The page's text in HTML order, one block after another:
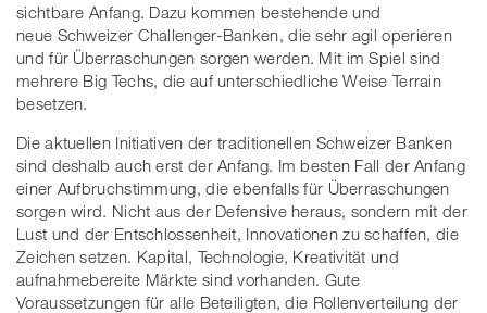
sichtbare Anfang. Dazu kommen bestehende und
neue Schweizer Challenger-Banken, die sehr agil operieren
und für Überraschungen sorgen werden. Mit im Spiel sind
mehrere Big Techs, die auf unterschiedliche Weise Terrain
besetzen.
Die aktuellen Initiativen der traditionellen Schweizer Banken
sind deshalb auch erst der Anfang. Im besten Fall der Anfang
einer Aufbruchstimmung, die ebenfalls für Überraschungen
sorgen wird. Nicht aus der Defensive heraus, sondern mit der
Lust und der Entschlossenheit, Innovationen zu schaffen, die
Zeichen setzen. Kapital, Technologie, Kreativität und
aufnahmebereite Märkte sind vorhanden. Gute
Voraussetzungen für alle Beteiligten, die Rollenverteilung der